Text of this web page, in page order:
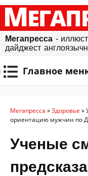
М
Мегапресса -
дайджест
Главное
Мегапресса »Здоровье »
ориентацию мужчин по
Ученые